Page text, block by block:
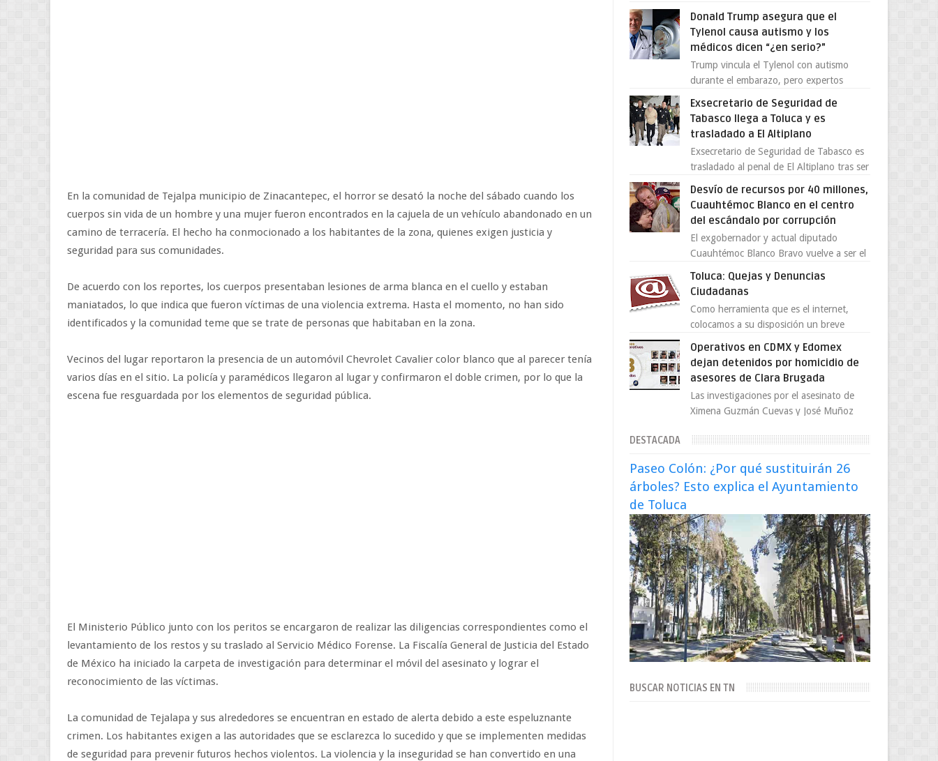
En la comunidad de Tejalpa municipio de Zinacantepec, el horror se desató la noche del sábado cuando los
cuerpos sin vida de un hombre y una mujer fueron encontrados en la cajuela de un vehículo abandonado en un
camino de terracería. El hecho ha conmocionado a los habitantes de la zona, quienes exigen justicia y
seguridad para sus comunidades.
De acuerdo con los reportes, los cuerpos presentaban lesiones de arma blanca en el cuello y estaban
maniatados, lo que indica que fueron víctimas de una violencia extrema. Hasta el momento, no han sido
identificados y la comunidad teme que se trate de personas que habitaban en la zona.
Vecinos del lugar reportaron la presencia de un automóvil Chevrolet Cavalier color blanco que al parecer tenía
varios días en el sitio. La policía y paramédicos llegaron al lugar y confirmaron el doble crimen, por lo que la
escena fue resguardada por los elementos de seguridad pública.
El Ministerio Público junto con los peritos se encargaron de realizar las diligencias correspondientes como el
levantamiento de los restos y su traslado al Servicio Médico Forense. La Fiscalía General de Justicia del Estado
de México ha iniciado la carpeta de investigación para determinar el móvil del asesinato y lograr el
reconocimiento de las víctimas.
La comunidad de Tejalapa y sus alrededores se encuentran en estado de alerta debido a este espeluznante
crimen. Los habitantes exigen a las autoridades que se esclarezca lo sucedido y que se implementen medidas
de seguridad para prevenir futuros hechos violentos. La violencia y la inseguridad se han convertido en una
programa Jimmy Kimmel Live! ...
Donald Trump asegura que el
Tylenol causa autismo y los
médicos dicen “¿en serio?”
Trump vincula el Tylenol con autismo
durante el embarazo, pero expertos
nuevo episodio de declaraciones...
Exsecretario de Seguridad de
Tabasco llega a Toluca y es
trasladado a El Altiplano
Exsecretario de Seguridad de Tabasco es
trasladado al penal de El Altiplano tras ser
extraditado a México El exsecretario de
Desvío de recursos por 40 millones,
Cuauhtémoc Blanco en el centro
del escándalo por corrupción
El exgobernador y actual diputado
Cuauhtémoc Blanco Bravo vuelve a ser el
enfrentando señalamientos por...
Toluca: Quejas y Denuncias
Ciudadanas
Como herramienta que es el internet,
colocamos a su disposición un breve
denuncia ciudadana la e...
Operativos en CDMX y Edomex
dejan detenidos por homicidio de
asesores de Clara Brugada
Las investigaciones por el asesinato de
Ximena Guzmán Cuevas y José Muñoz
de asesores de la jefa d...
DESTACADA
Paseo Colón: ¿Por qué sustituirán 26
árboles? Esto explica el Ayuntamiento
de Toluca
BUSCAR NOTICIAS EN TN